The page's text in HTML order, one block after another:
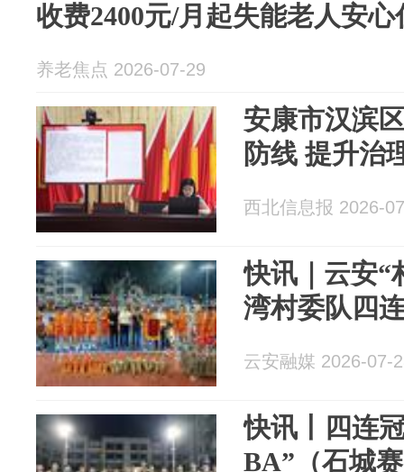
收费2400元/月起失能老人安心
养老焦点 2026-07-29
安康市汉滨
防线 提升治
西北信息报 2026-
快讯｜云安“
湾村委队四
云安融媒 2026-07-
快讯丨四连
BA”（石城